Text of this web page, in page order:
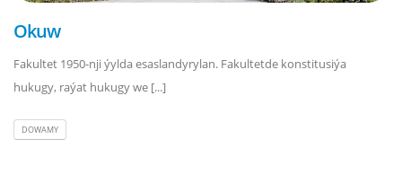
Okuw
Fakultet 1950-nji ýylda esaslandyrylan. Fakultetde konstitusiýa
hukugy, raýat hukugy we [...]
DOWAMY